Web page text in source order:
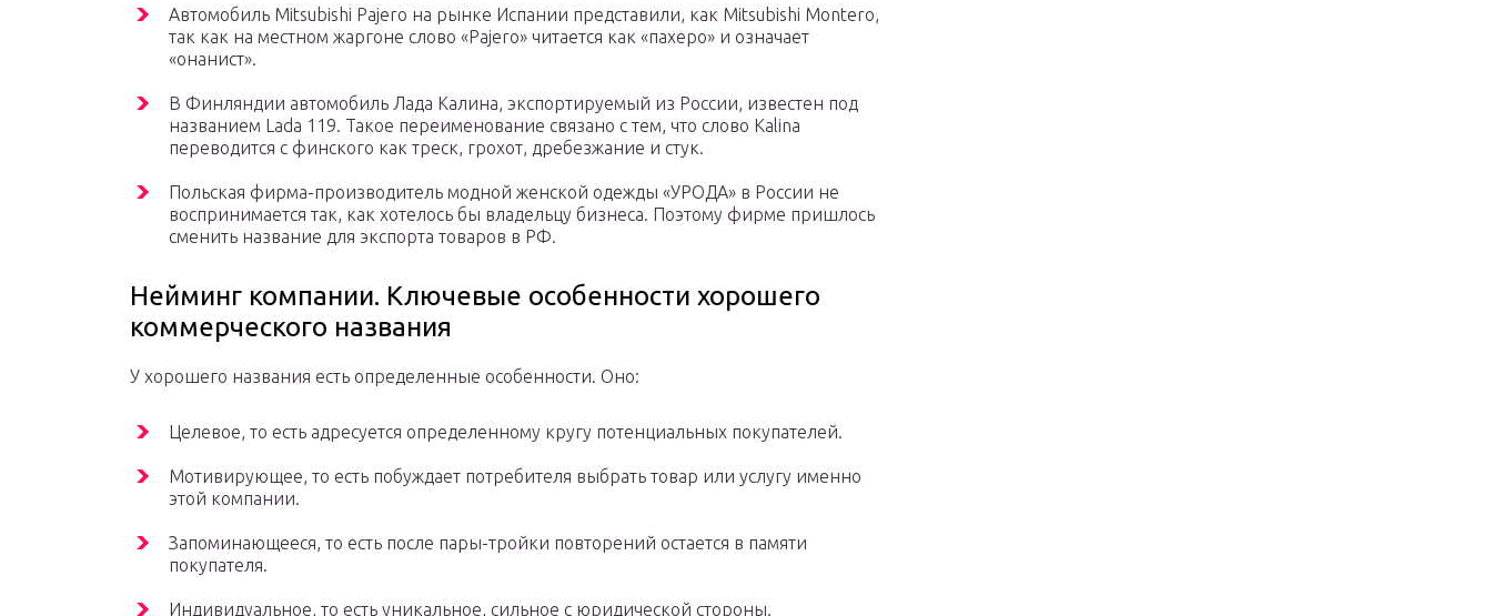
Автомобиль Mitsubishi Pajero на рынке Испании представили, как Mitsubishi Montero,
так как на местном жаргоне слово «Pajero» читается как «пахеро» и означает
«онанист».
В Финляндии автомобиль Лада Калина, экспортируемый из России, известен под
названием Lada 119. Такое переименование связано с тем, что слово Kalina
переводится с финского как треск, грохот, дребезжание и стук.
Польская фирма-производитель модной женской одежды «УРОДА» в России не
воспринимается так, как хотелось бы владельцу бизнеса. Поэтому фирме пришлось
сменить название для экспорта товаров в РФ.
Нейминг компании. Ключевые особенности хорошего
коммерческого названия
У хорошего названия есть определенные особенности. Оно:
Целевое, то есть адресуется определенному кругу потенциальных покупателей.
Мотивирующее, то есть побуждает потребителя выбрать товар или услугу именно
этой компании.
Запоминающееся, то есть после пары-тройки повторений остается в памяти
покупателя.
Индивидуальное, то есть уникальное, сильное с юридической стороны.